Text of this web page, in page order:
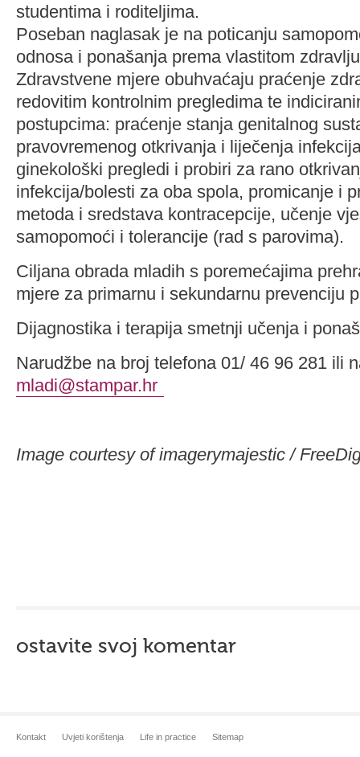
studentima i roditeljima.
Poseban naglasak je na poticanju
odnosa i ponašanja prema vlastitom
Zdravstvene mjere obuhvaćaju praćenje
redovitim kontrolnim pregledima te
postupcima: praćenje stanja genitalnog
pravovremenog otkrivanja i liječenja
ginekološki pregledi i probiri za rano
infekcija/bolesti za oba spola, promicanje i
metoda i sredstava kontracepcije, učenje
samopomoći i tolerancije (rad s parovima).
Ciljana obrada mladih s poremećajima
mjere za primarnu i sekundarnu prevenciju
Dijagnostika i terapija smetnji učenja i
Narudžbe na broj telefona 01/ 46 96 281 ili
mladi@stampar.hr
Image courtesy of imagerymajestic /
ostavite svoj komentar
Kontakt Uvjeti korištenja Life in practice Sitemap